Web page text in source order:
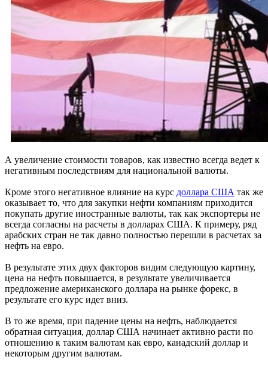
А увеличение стоимости товаров, как известно всегда ведет к
негативным последствиям для национальной валюты.
Кроме этого негативное влияние на курс доллара США так же
оказывает то, что для закупки нефти компаниям приходится
покупать другие иностранные валюты, так как экспортеры не
всегда согласны на расчеты в долларах США. К примеру, ряд
арабских стран не так давно полностью перешли в расчетах за
нефть на евро.
В результате этих двух факторов видим следующую картину,
цена на нефть повышается, в результате увеличивается
предложение американского доллара на рынке форекс, в
результате его курс идет вниз.
В то же время, при падение цены на нефть, наблюдается
обратная ситуация, доллар США начинает активно расти по
отношению к таким валютам как евро, канадский доллар и
некоторым другим валютам.